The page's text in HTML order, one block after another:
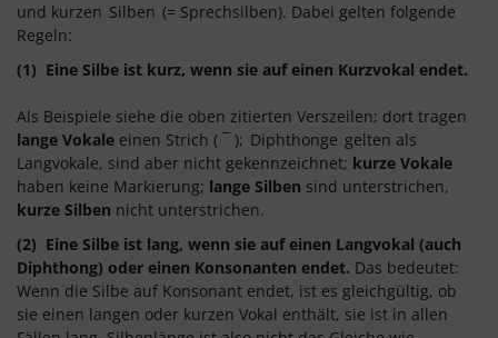
und kurzen Silben (= Sprechsilben). Dabei gelten folgende
Regeln:
(1) Eine Silbe ist kurz, wenn sie auf einen Kurzvokal endet.
Als Beispiele siehe die oben zitierten Verszeilen; dort tragen
lange Vokale einen Strich ( ¯ ); Diphthonge gelten als
Langvokale, sind aber nicht gekennzeichnet; kurze Vokale
haben keine Markierung; lange Silben sind unterstrichen,
kurze Silben nicht unterstrichen.
(2) Eine Silbe ist lang, wenn sie auf einen Langvokal (auch
Diphthong) oder einen Konsonanten endet. Das bedeutet:
Wenn die Silbe auf Konsonant endet, ist es gleichgültig, ob
sie einen langen oder kurzen Vokal enthält, sie ist in allen